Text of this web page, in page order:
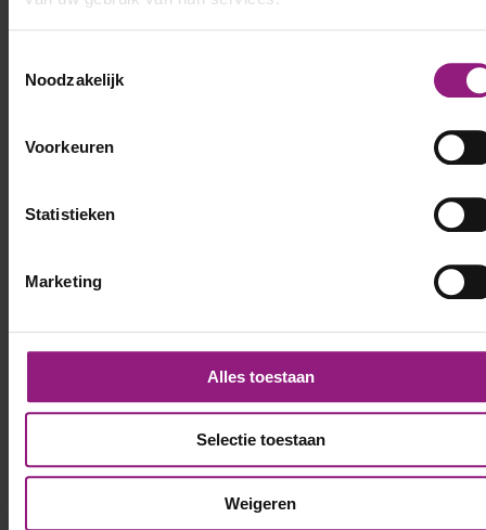
Noodzakelijk
Voorkeuren
Statistieken
Marketing
Alles toestaan
Selectie toestaan
Weigeren
Voornaam *
E-mailadres